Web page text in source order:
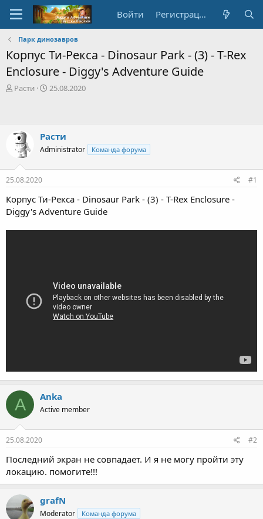
Войти Регистрация
Парк динозавров
Корпус Ти-Рекса - Dinosaur Park - (3) - T-Rex
Enclosure - Diggy's Adventure Guide
А
т
е
м
ы
Расти
Д
о
з
а
я
25.08.2020
Расти
Administrator Команда форума
25.08.2020 #1
Корпус Ти-Рекса - Dinosaur Park - (3) - T-Rex Enclosure -
Diggy's Adventure Guide
A Anka
Active member
25.08.2020 #2
Последний экран не совпадает. И я не могу пройти эту
локацию. помогите!!!
grafN
Moderator Команда форума